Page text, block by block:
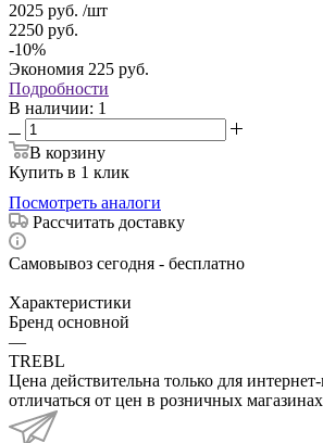
2025 руб. /шт
2250 руб.
-10%
Экономия 225 руб.
Подробности
В наличии: 1
В корзину
Купить в 1 клик
Посмотреть аналоги
Рассчитать доставку
Самовывоз сегодня - бесплатно
Характеристики
Бренд основной
—
TREBL
Цена действительна только для
отличаться от цен в розничных магазинах